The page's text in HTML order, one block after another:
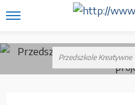
Przedszkole